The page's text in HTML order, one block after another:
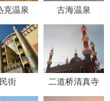
克温泉 古海温泉
民街 二道桥清真寺